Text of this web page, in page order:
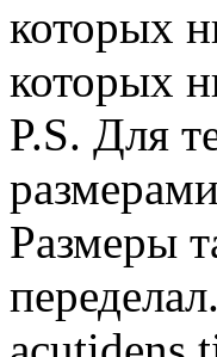
которых
которых
P.S. Для
Размеры